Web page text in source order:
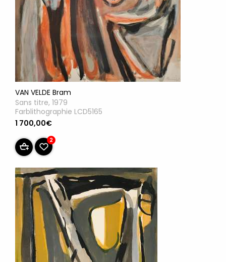
VAN VELDE Bram
Sans titre, 1979
Farblithographie LCD5165
1 700,00€
2